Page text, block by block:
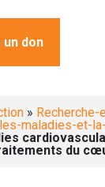
un don
» Recherche-
maladies-et-
du